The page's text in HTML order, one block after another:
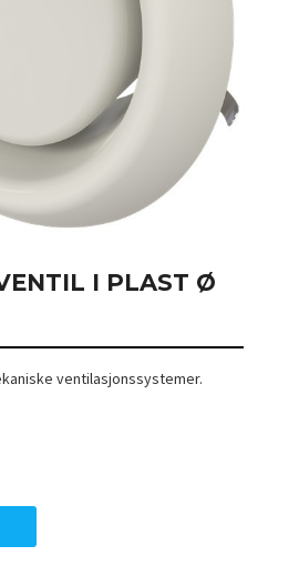
I PLAST Ø
ventilasjonssystemer.